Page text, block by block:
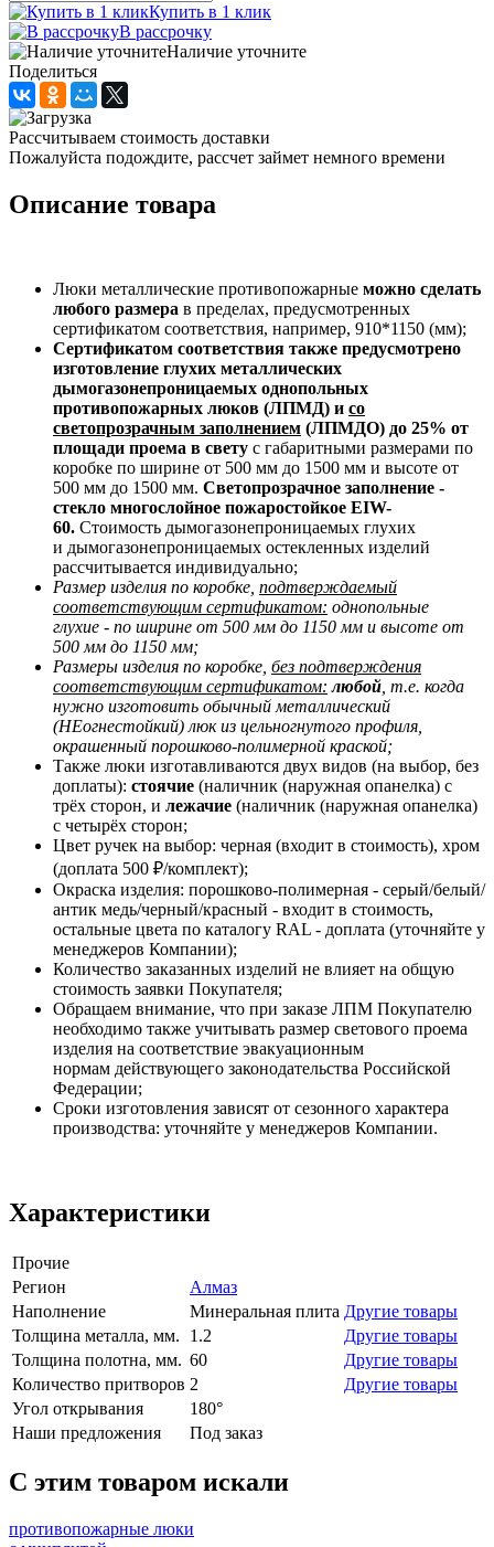
Купить в 1 клик
В рассрочку
Наличие уточните
Поделиться
Рассчитываем стоимость доставки
Пожалуйста подождите, рассчет займет немного времени
Описание товара
Люки металлические противопожарные можно сделать
любого размера в пределах, предусмотренных
сертификатом соответствия, например, 910*1150 (мм);
Сертификатом соответствия также предусмотрено
изготовление глухих металлических
дымогазонепроницаемых однопольных
противопожарных люков (ЛПМД) и со
светопрозрачным заполнением (ЛПМДО) до 25% от
площади проема в свету с габаритными размерами по
коробке по ширине от 500 мм до 1500 мм и высоте от
500 мм до 1500 мм. Светопрозрачное заполнение -
стекло многослойное пожаростойкое EIW-
60. Стоимость дымогазонепроницаемых глухих
и дымогазонепроницаемых остекленных изделий
рассчитывается индивидуально;
Размер изделия по коробке, подтверждаемый
соответствующим сертификатом: однопольные
глухие - по ширине от 500 мм до 1150 мм и высоте от
500 мм до 1150 мм;
Размеры изделия по коробке, без подтверждения
соответствующим сертификатом: любой , т.е. когда
нужно изготовить обычный металлический
(НЕогнестойкий) люк из цельногнутого профиля,
окрашенный порошково-полимерной краской;
Также люки изготавливаются двух видов (на выбор, без
доплаты): стоячие (наличник (наружная опанелка) с
трёх сторон, и лежачие (наличник (наружная опанелка)
с четырёх сторон;
Цвет ручек на выбор: черная (входит в стоимость), хром
(доплата 500 ₽/комплект);
Окраска изделия: порошково-полимерная - серый/белый/
антик медь/черный/красный - входит в стоимость,
остальные цвета по каталогу RAL - доплата (уточняйте у
менеджеров Компании);
Количество заказанных изделий не влияет на общую
стоимость заявки Покупателя;
Обращаем внимание, что при заказе ЛПМ Покупателю
необходимо также учитывать размер светового проема
изделия на соответствие эвакуационным
нормам действующего законодательства Российской
Федерации;
Сроки изготовления зависят от сезонного характера
производства: уточняйте у менеджеров Компании.
Характеристики
Прочие
Регион
Алмаз
Наполнение
Минеральная плита Другие товары
Толщина металла, мм.
1.2
Другие товары
Толщина полотна, мм. 60
Другие товары
Количество притворов 2
Другие товары
Угол открывания
180°
Наши предложения
Под заказ
C этим товаром искали
противопожарные люки